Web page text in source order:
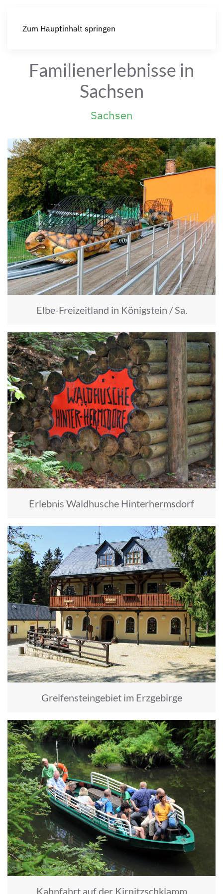
Zum Hauptinhalt springen
Familienerlebnisse in
Sachsen
Sachsen
Elbe-Freizeitland in Königstein / Sa.
Erlebnis Waldhusche Hinterhermsdorf
Greifensteingebiet im Erzgebirge
Kahnfahrt auf der Kirnitzschklamm